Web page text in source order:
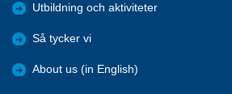
Utbildning och aktiviteter
Så tycker vi
About us (in English)